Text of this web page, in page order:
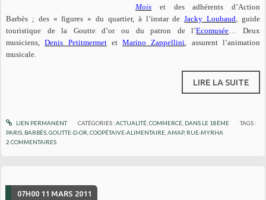
Mois et des adhérents d’Action
Barbès ; des « figures » du quartier, à l’instar deJacky Loubaud , guide
touristique de la Goutte d’or ou du patron de l’Ecomusée … Deux
musiciens,Denis PetitmermetetMarino Zappellini , assurent l’animation
musicale.
LIRE LA SUITE
LIEN PERMANENT CATÉGORIES :ACTUALITÉ, COMMERCE, DANS LE 18ÈME
TAGS :
PARIS BARBÈS ,GOUTTE-D-OR ,COOPÉTAIVE-ALIMENTAIRE ,AMAP, RUE-MYRHA
2 COMMENTAIRES
07H00 11 MARS 2011